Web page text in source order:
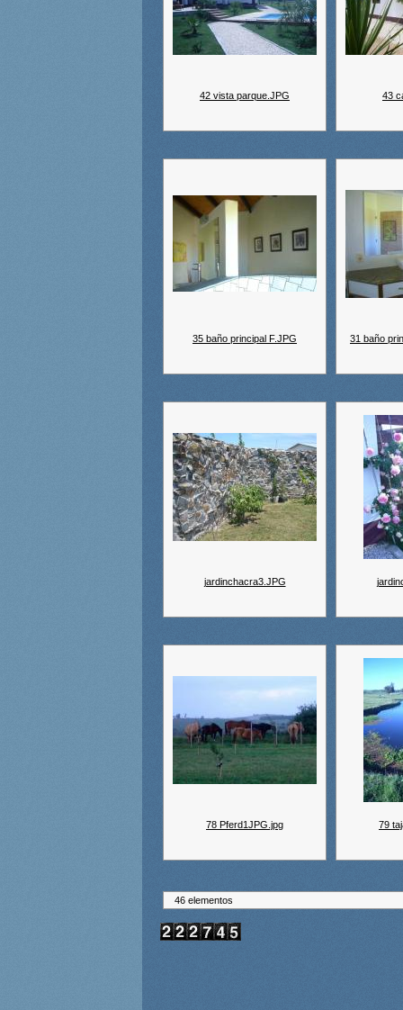
42 vista parque.JPG 43
35 baño principal F.JPG 31 baño
jardinchacra3.JPG
78 Pferd1JPG.jpg 79
46 elementos